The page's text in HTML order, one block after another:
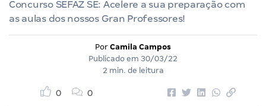
Concurso SEFAZ SE: Acelere a sua preparação com
as aulas dos nossos Gran Professores!
Por Camila Campos
Publicado em 30/03/22
2 min. de leitura
0 0